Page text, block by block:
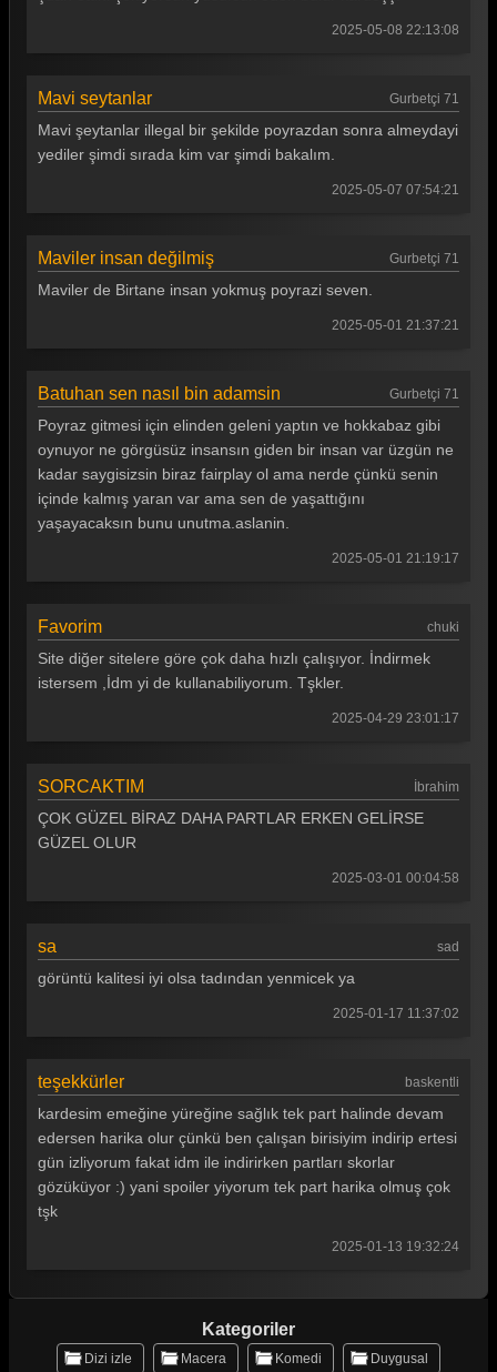
Survivor 2025 36. Bölüm
Survivor 2025 35. Bölüm
Survivor 2025 32. Bölüm
Survivor 2025 29. Bölüm
Survivor 2025 28. Bölüm
Survivor 2025 27. Bölüm
Survivor 2025 26. Bölüm
Survivor 2025 23. Bölüm
Survivor 2025 22. Bölüm
Survivor 2025 19. Bölüm
Survivor 2025 18. Bölüm
Survivor 2025 14. Bölüm
Survivor 2025 11. Bölüm
Survivor 2025 10. Bölüm
Survivor 2025 9. Bölüm
Survivor 2025 5. Bölüm
2025-05-08 22:13:08
Mavi seytanlar Gurbetçi 71
Mavi şeytanlar illegal bir şekilde poyrazdan sonra almeydayi
yediler şimdi sırada kim var şimdi bakalım.
2025-05-07 07:54:21
Maviler insan değilmiş Gurbetçi 71
Maviler de Birtane insan yokmuş poyrazi seven.
2025-05-01 21:37:21
Batuhan sen nasıl bin adamsin Gurbetçi 71
Poyraz gitmesi için elinden geleni yaptın ve hokkabaz gibi
oynuyor ne görgüsüz insansın giden bir insan var üzgün ne
kadar saygisizsin biraz fairplay ol ama nerde çünkü senin
içinde kalmış yaran var ama sen de yaşattığını
yaşayacaksın bunu unutma.aslanin.
2025-05-01 21:19:17
Favorim chuki
Site diğer sitelere göre çok daha hızlı çalışıyor. İndirmek
istersem ,İdm yi de kullanabiliyorum. Tşkler.
2025-04-29 23:01:17
SORCAKTIM İbrahim
ÇOK GÜZEL BİRAZ DAHA PARTLAR ERKEN GELİRSE
GÜZEL OLUR
2025-03-01 00:04:58
sa sad
görüntü kalitesi iyi olsa tadından yenmicek ya
2025-01-17 11:37:02
teşekkürler baskentli
kardesim emeğine yüreğine sağlık tek part halinde devam
edersen harika olur çünkü ben çalışan birisiyim indirip ertesi
gün izliyorum fakat idm ile indirirken partları skorlar
gözüküyor :) yani spoiler yiyorum tek part harika olmuş çok
tşk
2025-01-13 19:32:24
Kategoriler
Dizi izle Macera Komedi Duygusal